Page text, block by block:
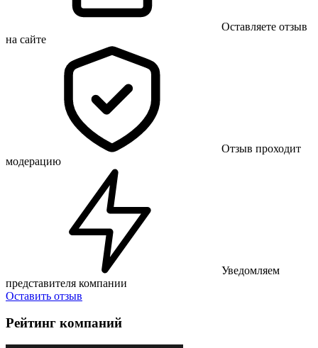
Оставляете отзыв
на сайте
Отзыв проходит
модерацию
Уведомляем
представителя компании
Оставить отзыв
Рейтинг компаний